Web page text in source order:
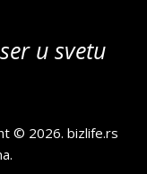
u svetu
© 2026.bizlife.rs